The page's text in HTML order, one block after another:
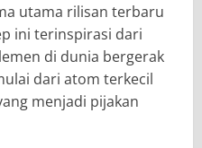
utama rilisan terbaru
ini terinspirasi dari
di dunia bergerak
dari atom terkecil
menjadi pijakan